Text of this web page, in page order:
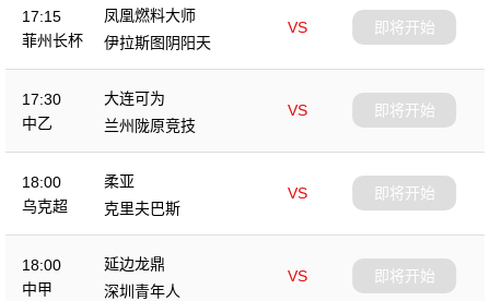
17:15
菲州长杯
凤凰燃料大师
VS
伊拉斯图阴阳天
即将开始
17:30
中乙
大连可为
VS
兰州陇原竞技
即将开始
18:00
乌克超
柔亚
VS
克里夫巴斯
即将开始
18:00
中甲
延边龙鼎
VS
深圳青年人
即将开始